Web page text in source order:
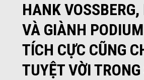
HANK
VÀ GIÀNH
TÍCH CỰC CŨNG
TUYỆT VỜI